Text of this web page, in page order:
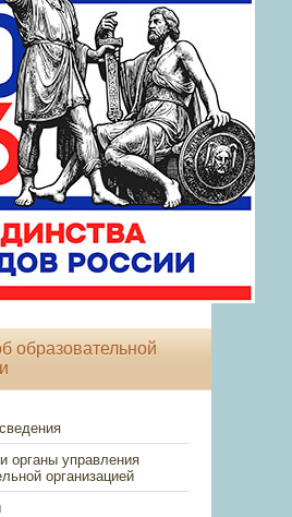
образовательной
органы управления
организацией